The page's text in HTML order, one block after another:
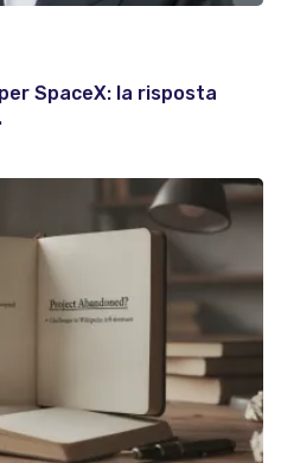
SpaceX: la risposta